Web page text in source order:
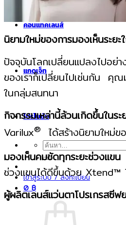
คอนแทคเลนส์
แกดเจ็ท
โปรโมชัน
ค้นหา:
เข้าสู่ระบบ / ลงทะเบียน
0 ฿
นิยามใหม่ของการมองเห็นระยะ
ปัจจุบันโลกเปลี่ยนแปลงไปอย่
ของเราก็เปลี่ยนไปเช่นกัน คุ
ในกลุ่มสนทนา
กิจกรรมเหล่
Varilux®
ได้สร้างนิยามใหม่
มองเห็
ช่วงแขนได้ดีขึ้นด้วย Xtend™
ผู้ผลิตเล